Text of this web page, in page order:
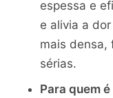
espessa e
e alivia a
mais densa,
sérias.
Para quem é